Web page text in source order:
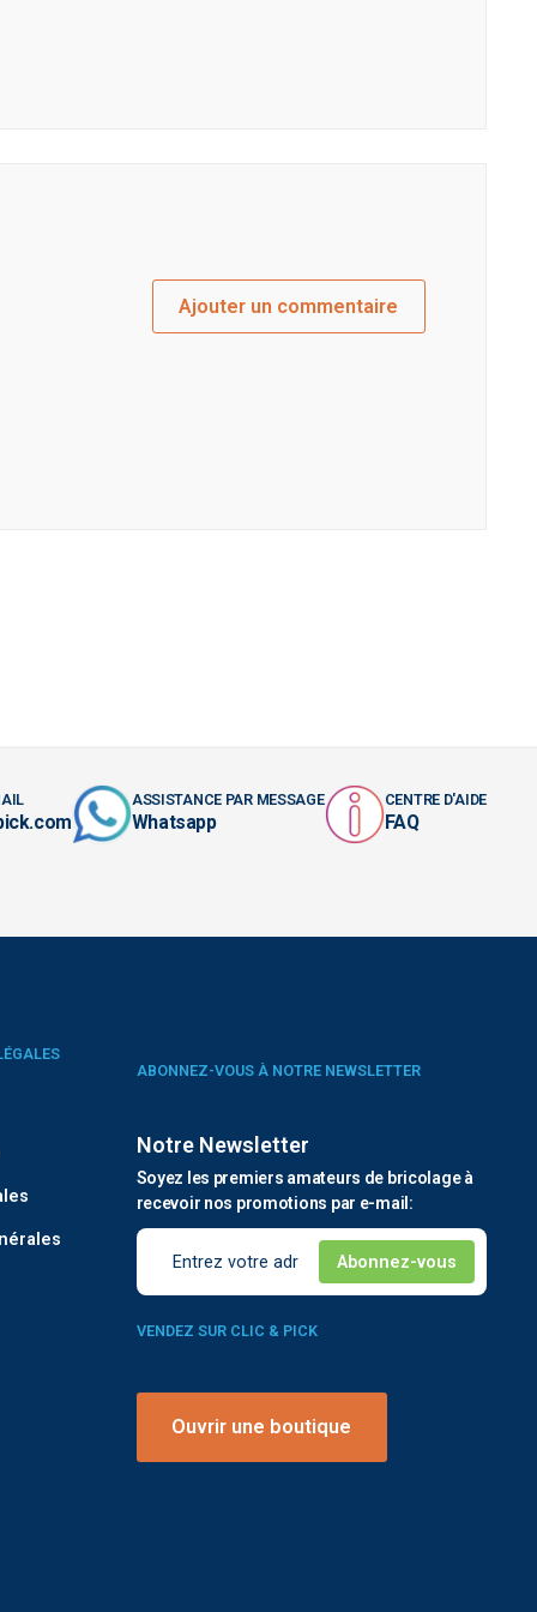
Ajouter un commentaire
ASSISTANCE PAR MESSAGE
Whatsapp
CENTRE D'AIDE
FAQ
ABONNEZ-VOUS À NOTRE NEWSLETTER
Notre Newsletter
Soyez les premiers amateurs de bricolage à
recevoir nos promotions par e-mail:
VENDEZ SUR CLIC & PICK
Ouvrir une boutique